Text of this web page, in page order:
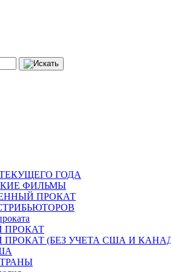
ГОДА
ФИЛЬМЫ
ПРОКАТ
ПРОКАТ
(БЕЗ УЧЕТА США И